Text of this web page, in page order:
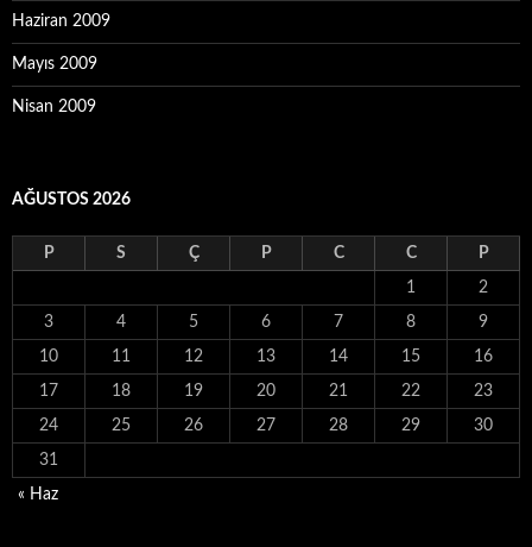
Haziran 2009
Mayıs 2009
Nisan 2009
AĞUSTOS 2026
P S Ç P C C P
1 2
3 4 5 6 7 8 9
10 11 12 13 14 15 16
17 18 19 20 21 22 23
24 25 26 27 28 29 30
31
« Haz